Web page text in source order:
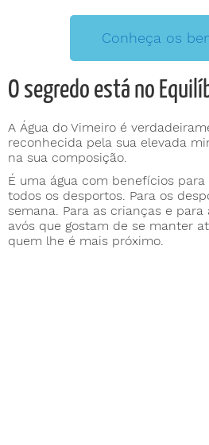
Conheça os
O segredo está no
A Água do Vimeiro é
reconhecida pela sua elevada
na sua composição.
É uma água com benefícios
todos os desportos. Para os
semana. Para as crianças e para
avós que gostam de se manter
quem lhe é mais próximo.